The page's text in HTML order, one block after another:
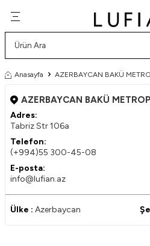
Anasayfa AZERBAYCAN BAKÜ
AZERBAYCAN BAKÜ
Adres:
Tabriz Str 106a
Telefon:
(+994)55 300-45-08
E-posta:
info@lufian.az
Ülke : Azerbaycan